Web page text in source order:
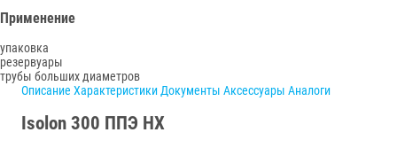
Применение
упаковка
резервуары
трубы больших диаметров
Описание Характеристики Документы Аксессуары Аналоги
Isolon 300 ППЭ НХ